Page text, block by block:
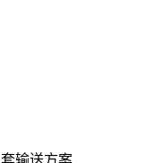
套输送方案